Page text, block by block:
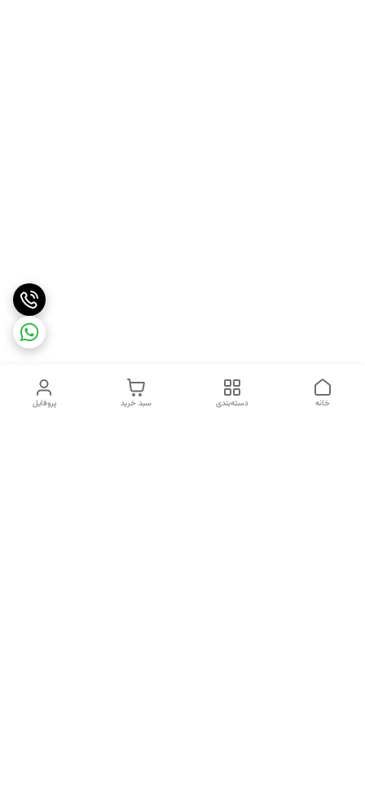
پروفایل سبد خرید دسته‌بندی خانه